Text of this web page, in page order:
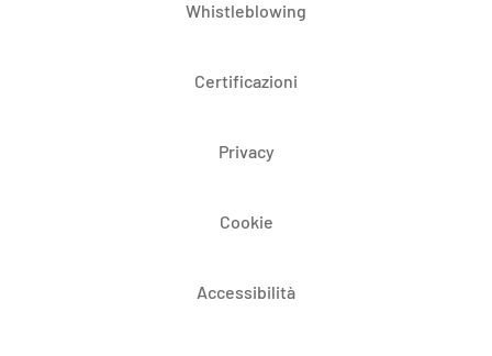
Whistleblowing
Certificazioni
Privacy
Cookie
Accessibilità